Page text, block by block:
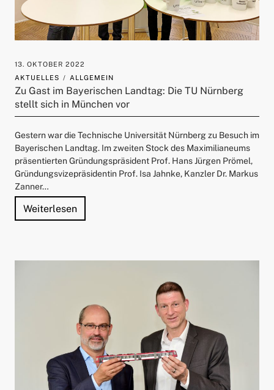
13. OKTOBER 2022
AKTUELLES
ALLGEMEIN
Zu Gast im Bayerischen Landtag: Die TU Nürnberg
stellt sich in München vor
Gestern war die Technische Universität Nürnberg zu Besuch im
Bayerischen Landtag. Im zweiten Stock des Maximilianeums
präsentierten Gründungspräsident Prof. Hans Jürgen Prömel,
Gründungsvizepräsidentin Prof. Isa Jahnke, Kanzler Dr. Markus
Zanner…
Weiterlesen"Zu Gast im Bayerischen Landtag: Die TU